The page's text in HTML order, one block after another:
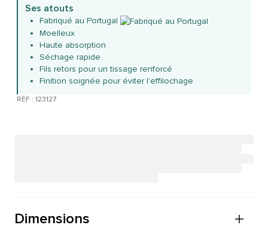
Ses atouts
Fabriqué au Portugal
Moelleux
Haute absorption
Séchage rapide
Fils retors pour un tissage renforcé
Finition soignée pour éviter l’effilochage
RÉF : 123127
Dimensions